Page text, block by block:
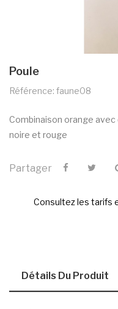
Poule
Référence: faune08
Combinaison orange
noire et rouge
Partager
Consultez les tarifs
Détails Du Produit